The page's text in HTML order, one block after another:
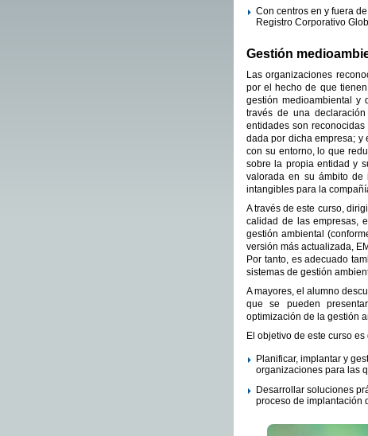
Con centros en y fuera
Registro Corporativo
Gestión
Las organizaciones
por el hecho de que
gestión medioambiental y
través de una
entidades son reconocidas
dada por dicha empresa; y
con su entorno, lo que
sobre la propia entidad y
valorada en su ámbito de
intangibles para la
A través de este curso,
calidad de las empresas,
gestión ambiental
versión más actualizada,
Por tanto, es adecuado
sistemas de gestión
A mayores, el alumno
que se pueden
optimización de la gestión
El objetivo de este curso
Planificar, implantar y
organizaciones para las
Desarrollar soluciones
proceso de implantación